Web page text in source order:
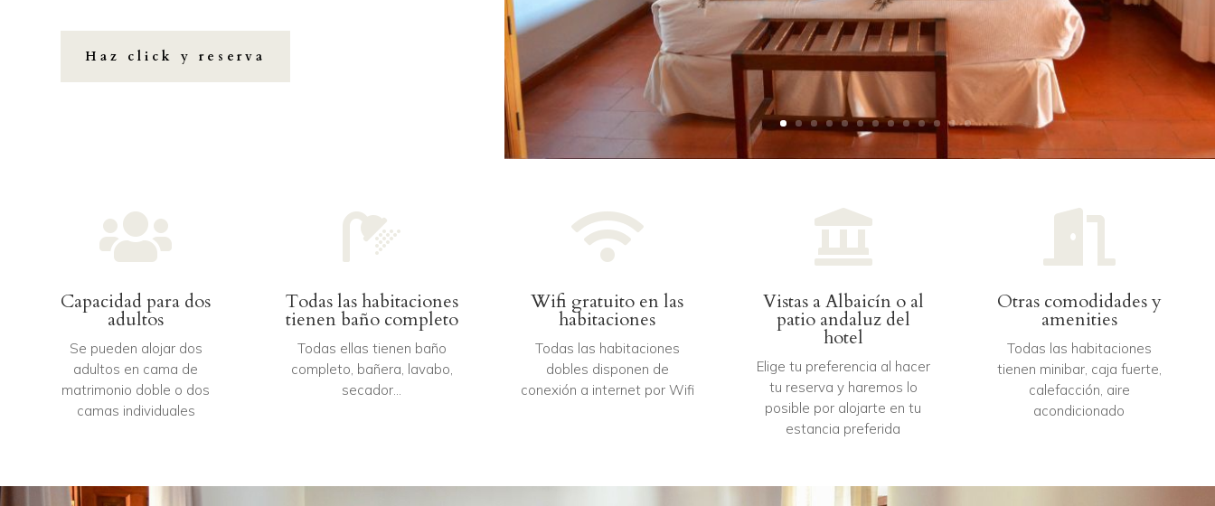
Haz click y reserva

Capacidad para dos
adultos
Se pueden alojar dos
adultos en cama de
matrimonio doble o dos
camas individuales

Todas las habitaciones
tienen baño completo
Todas ellas tienen baño
completo, bañera, lavabo,
secador…

Wifi gratuito en las
habitaciones
Todas las habitaciones
dobles disponen de
conexión a internet por Wifi

Vistas a Albaicín o al
patio andaluz del
hotel
Elige tu preferencia al hacer
tu reserva y haremos lo
posible por alojarte en tu
estancia preferida

Otras comodidades y
amenities
Todas las habitaciones
tienen minibar, caja fuerte,
calefacción, aire
acondicionado